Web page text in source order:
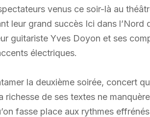
venus ce soir-là au
leur grand succès Ici dans l’Nord
guitariste Yves Doyon et ses
électriques.
la deuxième soirée, concert
de ses textes ne
fasse place aux rythmes